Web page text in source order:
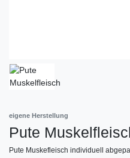
eigene Herstellung
Pute
Pute Muskefleisch individuell